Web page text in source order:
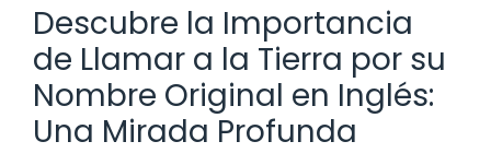
Descubre la Importancia
de Llamar a la Tierra por su
Nombre Original en Inglés:
Una Mirada Profunda